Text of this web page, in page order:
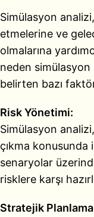
Simülasyon
etmelerine ve
olmalarına
neden simülasyon
belirten bazı
Risk Yönetimi:
Simülasyon
çıkma konusunda
senaryolar
risklere karşı
Stratejik